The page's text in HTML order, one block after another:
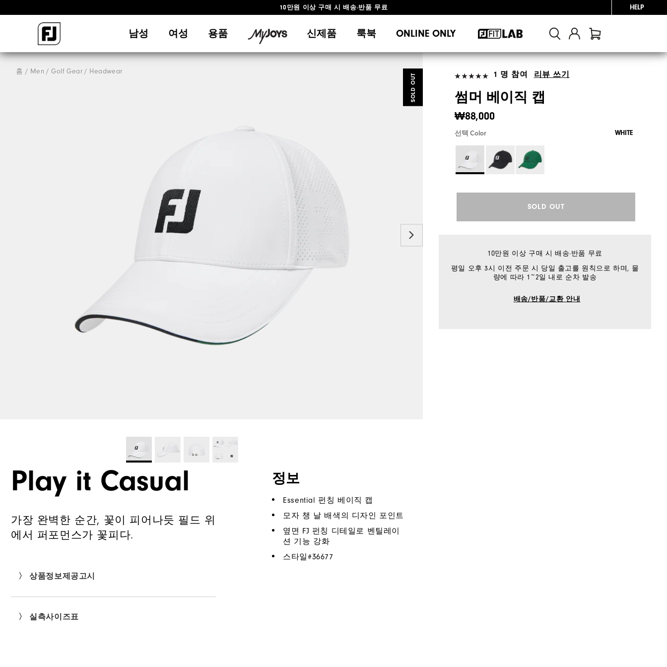
10만원 이상 구매 시 배송·반품 무료 HELP
남성 여성 용품 신제품 룩북 ONLINE ONLY
홈 Men Golf Gear Headwear
SOLD OUT 1 명 참여 리뷰 쓰기
썸머 베이직 캡
₩88,000
선택 Color WHITE
SOLD OUT
10만원 이상 구매 시 배송·반품 무료
평일 오후 3시 이전 주문 시 당일 출고를 원칙으로 하며, 물
량에 따라 1~2일 내로 순차 발송
배송/반품/교환 안내
Play it Casual
가장 완벽한 순간, 꽃이 피어나듯 필드 위
에서 퍼포먼스가 꽃피다.
〉 상품정보제공고시
〉 실측사이즈표
정보
Essential 펀칭 베이직 캡
모자 챙 날 배색의 디자인 포인트
옆면 FJ 펀칭 디테일로 벤틸레이
션 기능 강화
스타일#36677